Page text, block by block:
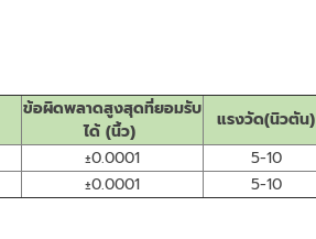
ข้อผิดพลาดสูงสุดที่ยอมรับ
ได้ (นิ้ว)
แรงวัด(นิวตัน)
±0.0001 5-10
±0.0001 5-10